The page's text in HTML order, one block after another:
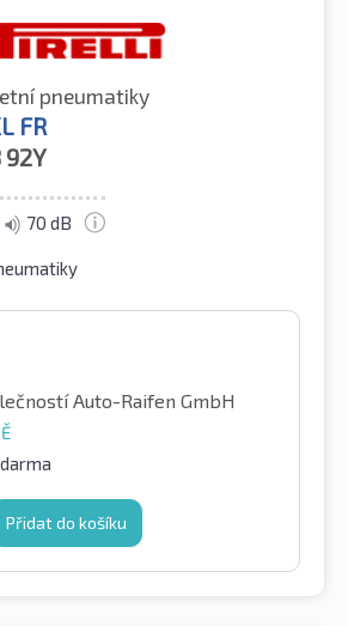
pneumatiky
FR
92Y
70 dB
Auto-Raifen GmbH
Přidat do košíku